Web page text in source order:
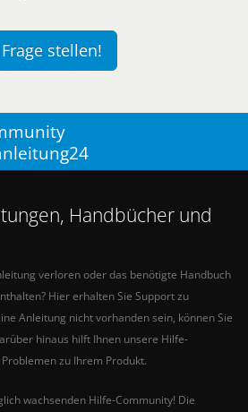
Frage stellen!
Handbücher und
verloren oder das benötigte Handbuch
Hier erhalten Sie Support zu
Anleitung nicht vorhanden sein, können Sie
hinaus hilft Ihnen unsere Hilfe-
zu Ihrem Produkt.
wachsenden Hilfe-Community! Die